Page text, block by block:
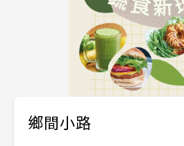
鄉間小路